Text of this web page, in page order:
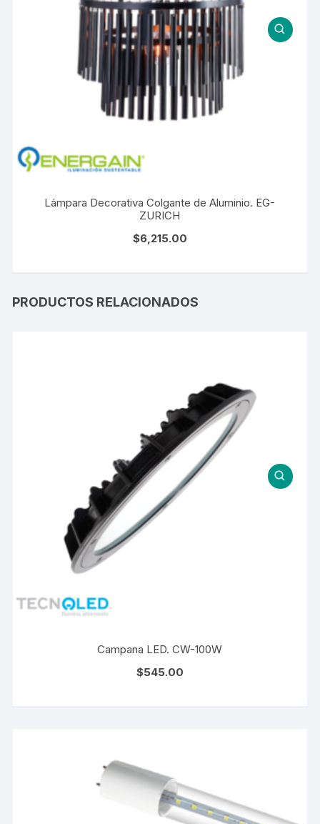
Lámpara Decorativa Colgante de Aluminio. EG-
ZURICH
$6,215.00
PRODUCTOS RELACIONADOS
Campana LED. CW-100W
$545.00